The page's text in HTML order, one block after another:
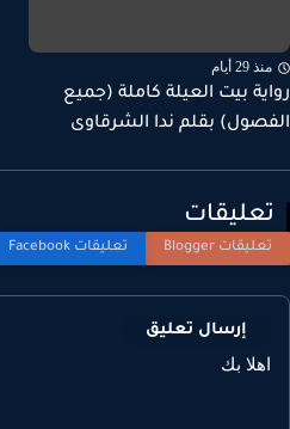
29 أيام
بيت العيلة كاملة (جميع
بقلم ندا الشرقاوى
إرسال تعليق
بك